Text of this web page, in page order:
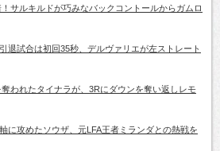
！サルキルドが巧みなバックコントールからガムロ
退試合は初回35秒、デルヴァリエが左ストレート
奪われたタイナラが、3Rにダウンを奪い返しレモ
に攻めたソウザ、元LFA王者ミランダとの熱戦を